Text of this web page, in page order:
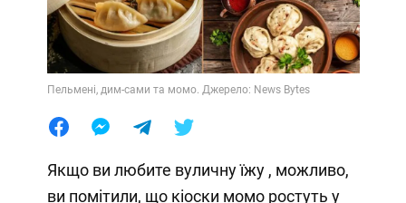
Пельмені, дим-сами та момо. Джерело: News Bytes
Якщо ви любите вуличну їжу , можливо,
ви помітили, що кіоски момо ростуть у